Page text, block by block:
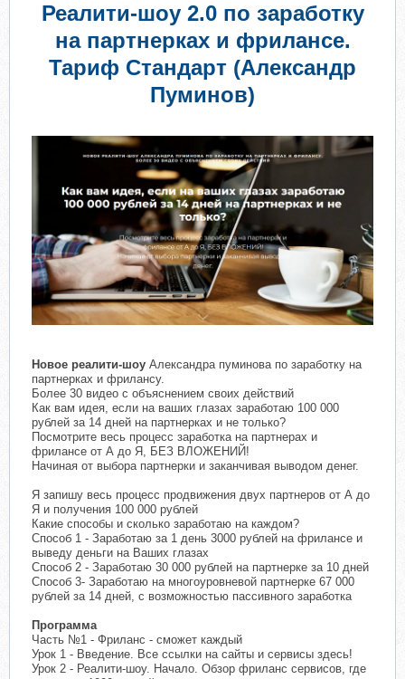
Реалити-шоу 2.0 по заработку
на партнерках и фрилансе.
Тариф Стандарт (Александр
Пуминов)
Новое реалити-шоу Александра пуминова по заработку на
партнерках и фрилансу.
Более 30 видео с объяснением своих действий
Как вам идея, если на ваших глазах заработаю 100 000
рублей за 14 дней на партнерках и не только?
Посмотрите весь процесс заработка на партнерах и
фрилансе от А до Я, БЕЗ ВЛОЖЕНИЙ!
Начиная от выбора партнерки и заканчивая выводом денег.
Я запишу весь процесс продвижения двух партнеров от А до
Я и получения 100 000 рублей
Какие способы и сколько заработаю на каждом?
Способ 1 - Заработаю за 1 день 3000 рублей на фрилансе и
выведу деньги на Ваших глазах
Способ 2 - Заработаю 30 000 рублей на партнерке за 10 дней
Способ 3- Заработаю на многоуровневой партнерке 67 000
рублей за 14 дней, с возможностью пассивного заработка
Программа
Часть №1 - Фриланс - сможет каждый
Урок 1 - Введение. Все ссылки на сайты и сервисы здесь!
Урок 2 - Реалити-шоу. Начало. Обзор фриланс сервисов, где